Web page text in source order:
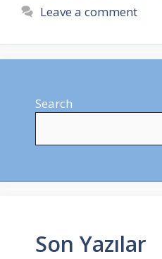
Leave a comment
Search
Son Yazılar